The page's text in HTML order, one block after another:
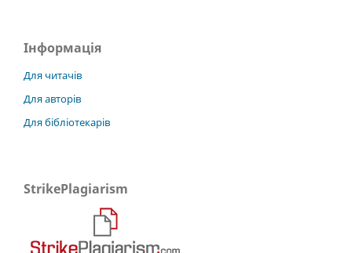
Інформація
Для читачів
Для авторів
Для бібліотекарів
StrikePlagiarism